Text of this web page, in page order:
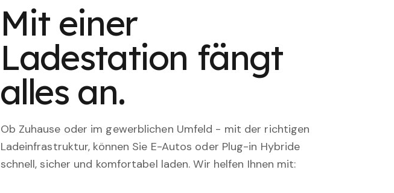
Mit einer
Ladestation fängt
alles an.
Ob Zuhause oder im gewerblichen Umfeld - mit der richtigen
Ladeinfrastruktur, können Sie E-Autos oder Plug-in Hybride
schnell, sicher und komfortabel laden. Wir helfen Ihnen mit: